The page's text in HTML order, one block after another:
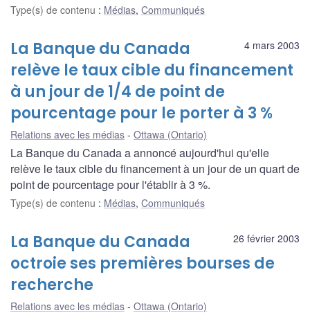
Type(s) de contenu : Médias, Communiqués
4 mars 2003
La Banque du Canada
relève le taux cible du financement
à un jour de 1/4 de point de
pourcentage pour le porter à 3 %
Relations avec les médias Ottawa (Ontario)
La Banque du Canada a annoncé aujourd'hui qu'elle
relève le taux cible du financement à un jour de un quart de
point de pourcentage pour l'établir à 3 %.
Type(s) de contenu : Médias, Communiqués
26 février 2003
La Banque du Canada
octroie ses premières bourses de
recherche
Relations avec les médias Ottawa (Ontario)